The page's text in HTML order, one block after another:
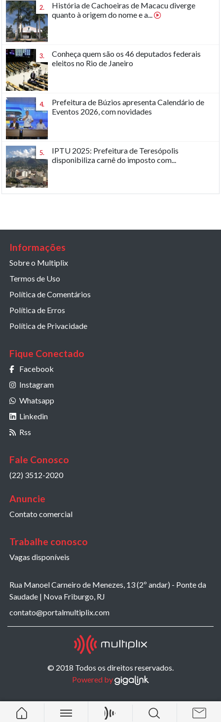
2.
História de Cachoeiras de Macacu diverge
quanto à origem do nome e a...
3.
Conheça quem são os 46 deputados federais
eleitos no Rio de Janeiro
4.
Prefeitura de Búzios apresenta Calendário de
Eventos 2026, com novidades
5.
IPTU 2025: Prefeitura de Teresópolis
disponibiliza carnê do imposto com...
Informações
Sobre o Multiplix
Termos de Uso
Política de Comentários
Política de Erros
Política de Privacidade
Fique Conectado
Facebook
Instagram
Whatsapp
Linkedin
Rss
Fale Conosco
(22) 3512-2020
Anuncie
Contato comercial
Trabalhe conosco
Vagas disponíveis
Rua Manoel Carneiro de Menezes, 13 (2º andar) - Ponte da
Saudade | Nova Friburgo, RJ
contato@portalmultiplix.com
© 2018 Todos os direitos reservados.
Powered by